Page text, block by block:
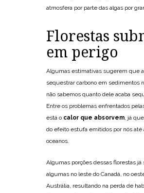
atmosfera por parte das algas por
Florestas
em perigo
Algumas estimativas sugerem que
sequestrar carbono em sedimentos
não sabemos quanto dele acaba
Entre os problemas enfrentados
está o calor que absorvem , já
do efeito estufa emitidos por nós até
oceanos.
Algumas porções dessas florestas
algumas no leste do Canadá, no
Austrália, resultando na perda de